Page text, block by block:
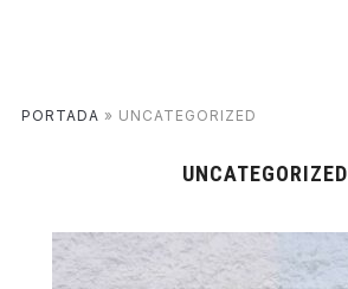
PORTADA » UNCATEGORIZED
UNCATEGORIZED